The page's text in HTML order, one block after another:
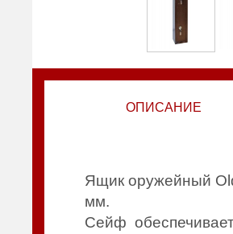
ОПИСАНИЕ
Ящик оружейный
мм.
Сейф